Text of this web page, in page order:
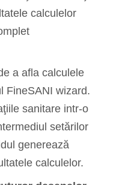
calculelor
a afla calculele
FineSANI wizard.
sanitare intr-o
setărilor
generează
calculelor.